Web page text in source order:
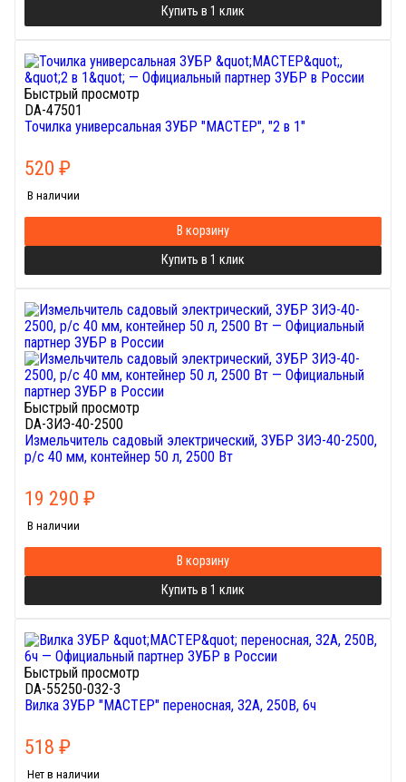
Купить в 1 клик
Быстрый просмотр
DA-47501
Точилка универсальная ЗУБР "МАСТЕР", "2 в 1"
520 ₽
В наличии
В корзину
Купить в 1 клик
Быстрый просмотр
DA-ЗИЭ-40-2500
Измельчитель садовый электрический, ЗУБР ЗИЭ-40-2500,
р/с 40 мм, контейнер 50 л, 2500 Вт
19 290 ₽
В наличии
В корзину
Купить в 1 клик
Быстрый просмотр
DA-55250-032-3
Вилка ЗУБР "МАСТЕР" переносная, 32A, 250B, 6ч
518 ₽
Нет в наличии